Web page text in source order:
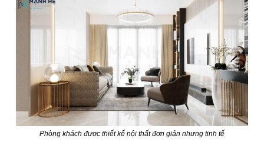
Phòng khách được thiết kế nội thất đơn giản nhưng tinh tế